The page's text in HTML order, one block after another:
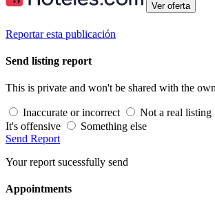
Ver oferta
Reportar esta publicación
Send listing report
This is private and won't be shared with the
Inaccurate or incorrect Not a real listing
It's offensive
Something else
Send Report
Your report sucessfully send
Appointments